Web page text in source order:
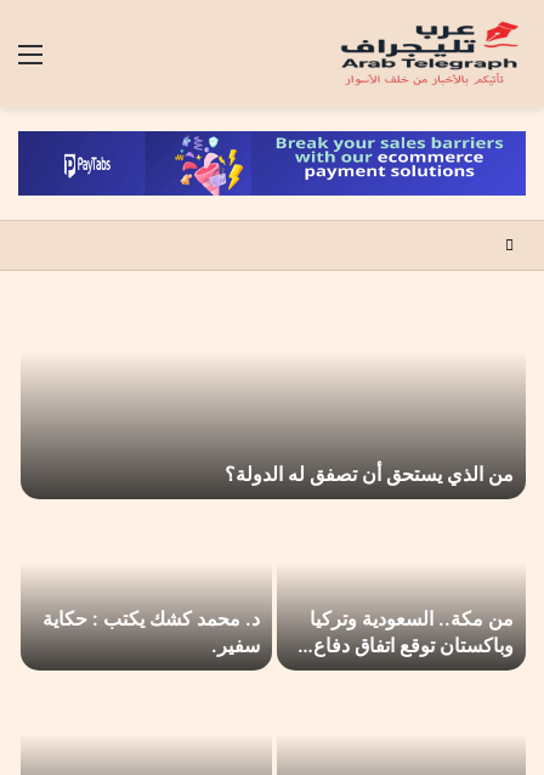
من الذي يستحق أن تصفق له الدولة؟
من مكة.. السعودية وتركيا
وباكستان توقع اتفاق دفاع…
د. محمد كشك يكتب : حكاية
سفير.